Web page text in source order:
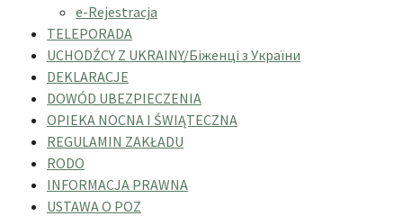
e-Rejestracja
TELEPORADA
UCHODŹCY Z UKRAINY/Біженці з України
DEKLARACJE
DOWÓD UBEZPIECZENIA
OPIEKA NOCNA I ŚWIĄTECZNA
REGULAMIN ZAKŁADU
RODO
INFORMACJA PRAWNA
USTAWA O POZ